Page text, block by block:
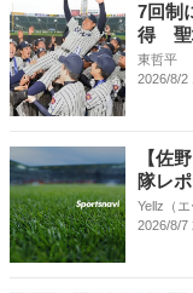
7回制
得 聖
東哲平
2026/8/2
【佐
隊レ
Yellz（エ
2026/8/7